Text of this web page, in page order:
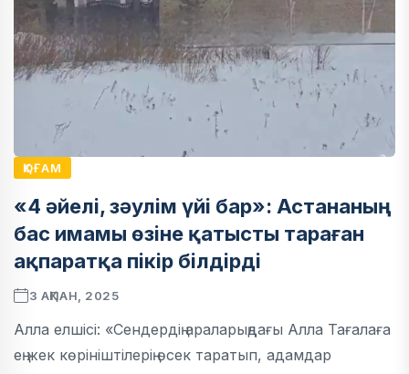
ҚОҒАМ
«4 әйелі, зәулім үйі бар»: Астананың
бас имамы өзіне қатысты тараған
ақпаратқа пікір білдірді
3 АҚПАН, 2025
Алла елшісі: «Сендердің араларыңдағы Алла Тағалаға
ең жек көрініштілерің өсек таратып, адамдар